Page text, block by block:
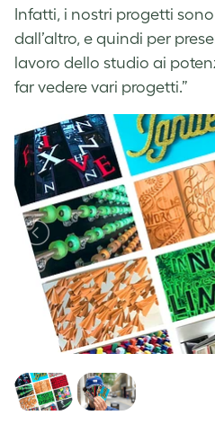
Infatti, i nostri progetti
dall’altro, e quindi per
lavoro dello studio ai
far vedere vari progetti.”